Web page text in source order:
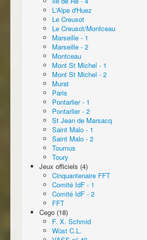
L'Alpe d'Huez
Le Creusot
Le Creusot/Montceau
Marseille - 1
Marseille - 2
Montceau
Mont St Michel - 1
Mont St Michel - 2
Murat
Paris
Pontarlier - 1
Pontarlier - 2
St Jean de Marsacq
Saint Malo - 1
Saint Malo - 2
Tournus
Toury
Jeux officiels (4)
Cinquantenaire FFT
Comité IdF - 1
Comité IdF - 2
FFT
Cego (18)
F. X. Schmid
Wüst C.L.